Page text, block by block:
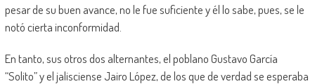
pesar de su buen avance, no le fue suficiente y él lo sabe, pues, se le
notó cierta inconformidad.
En tanto, sus otros dos alternantes, el poblano Gustavo García
“Solito” y el jalisciense Jairo López, de los que de verdad se esperaba